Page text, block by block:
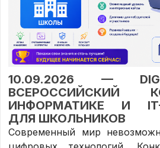
10.09.2026 —
ВСЕРОССИЙСКИЙ
ИНФОРМАТИКЕ И IT-
ДЛЯ ШКОЛЬНИКОВ
Современный мир